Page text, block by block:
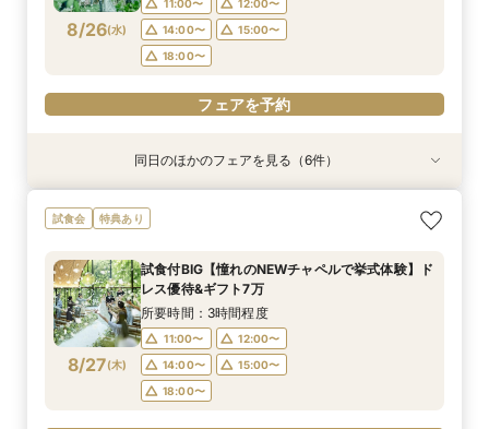
フェアを予約
フェアを予約
フェアを予約
フェアを予約
フェアを予約
フェアを予約
8/26(水)
11:00〜
12:00〜
14:00〜
15:00〜
18:00〜
フェアを予約
特典あり
8/26(水)
【2件目以降の見学OK】貸切Wフル体験×豪華試
食×お見積り比較
11:00〜
12:00〜
14:00〜
15:00〜
18:00〜
フェアを予約
特典あり
8/26(水)
【10名から全館貸切OK】ミシュラン試食付*少
人数婚ALL体験
11:00〜
12:00〜
14:00〜
15:00〜
18:00〜
フェアを予約
特典あり
8/26(水)
即決ナシ★予算のリアル大公開！本番コーデ×ミ
シュラン試食体験
11:00〜
12:00〜
14:00〜
15:00〜
18:00〜
フェアを予約
特典あり
8/26(水)
7万GIFT付【料理重視必見】豪華ミシュラン試食
×貸切邸宅W体験
11:00〜
12:00〜
14:00〜
15:00〜
18:00〜
フェアを予約
特典あり
8/26(水)
ギフト7万付【初めての見学に】全館ALL体験*見
積相談＆絶品試食
11:00〜
12:00〜
14:00〜
15:00〜
18:00〜
フェアを予約
8/26(水)
【お気軽◎オンライン相談会】スマホで簡単！豪
華10大特典付き
13:00〜
14:30〜
16:00〜
17:30〜
フェアを予約
同日のほかのフェアを見る（6件）
試食会 特典あり
8/27(木)
試食付BIG【憧れのNEWチャペルで挙式体験】ド
レス優待&ギフト7万
所要時間：3時間程度
11:00〜
12:00〜
14:00〜
15:00〜
18:00〜